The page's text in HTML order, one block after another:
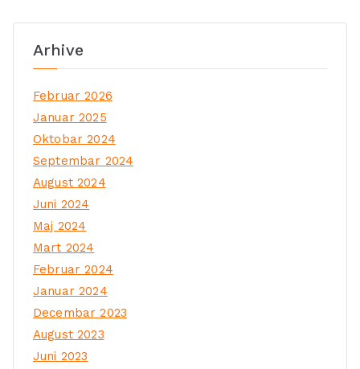
Arhive
Februar 2026
Januar 2025
Oktobar 2024
Septembar 2024
August 2024
Juni 2024
Maj 2024
Mart 2024
Februar 2024
Januar 2024
Decembar 2023
August 2023
Juni 2023